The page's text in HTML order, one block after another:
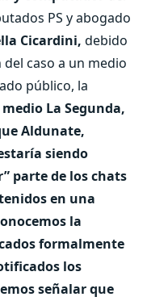
PS y abogado
Cicardini, debido
caso a un medio
público, la
La Segunda,
Aldunate,
siendo
parte de los chats
en una
la
formalmente
los
señalar que